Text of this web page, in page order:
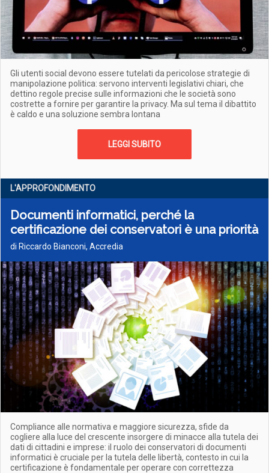
Gli utenti social devono essere tutelati da pericolose strategie di
manipolazione politica: servono interventi legislativi chiari, che
dettino regole precise sulle informazioni che le società sono
costrette a fornire per garantire la privacy. Ma sul tema il dibattito
è caldo e una soluzione sembra lontana
LEGGI SUBITO
L'APPROFONDIMENTO
Documenti informatici, perché la
certificazione dei conservatori è una priorità
di Riccardo Bianconi, Accredia
Compliance alle normativa e maggiore sicurezza, sfide da
cogliere alla luce del crescente insorgere di minacce alla tutela dei
dati di cittadini e imprese: il ruolo dei conservatori di documenti
informatici è cruciale per la tutela delle libertà, contesto in cui la
certificazione è fondamentale per operare con correttezza